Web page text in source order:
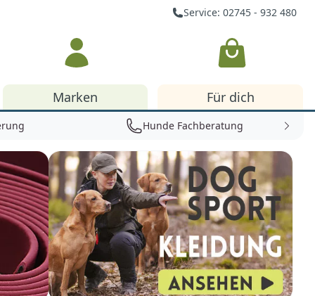
Service: 02745 - 932 480
Warenkorb
Marken Für dich
Hunde Fachberatung